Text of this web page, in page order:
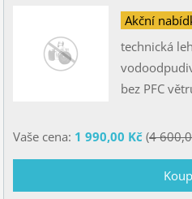
Akční
technická
bez PFC
Vaše cena: 1 990,00 Kč(4